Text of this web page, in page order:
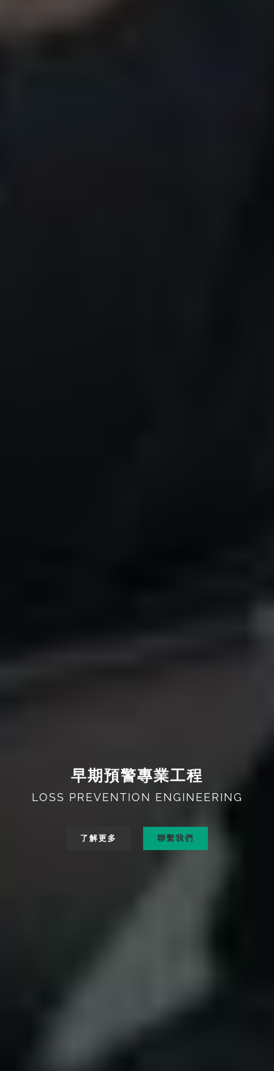
早期預警專業工程
LOSS PREVENTION ENGINEERING
了解更多 聯繫我們